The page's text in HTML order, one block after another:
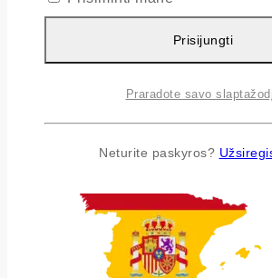
Airija
Prisijungti
Praradote savo
Neturite paskyros?